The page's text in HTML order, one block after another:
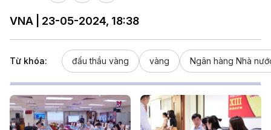
VNA | 23-05-2024, 18:38
Từ khóa: đấu thầu vàng vàng Ngân hàng Nhà